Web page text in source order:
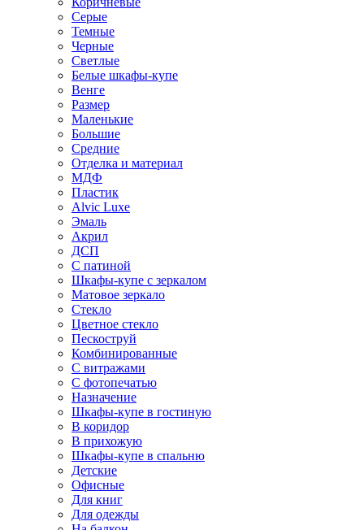
Серые
Темные
Черные
Светлые
Белые шкафы-купе
Венге
Размер
Маленькие
Большие
Средние
Отделка и материал
МДФ
Пластик
Alvic Luxe
Эмаль
Акрил
ДСП
С патиной
Шкафы-купе с зеркалом
Матовое зеркало
Стекло
Цветное стекло
Пескоструй
Комбинированные
С витражами
С фотопечатью
Назначение
Шкафы-купе в гостиную
В коридор
В прихожую
Шкафы-купе в спальню
Детские
Офисные
Для книг
Для одежды